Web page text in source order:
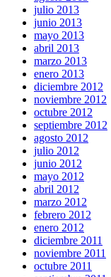
julio 2013
junio 2013
mayo 2013
abril 2013
marzo 2013
enero 2013
diciembre 2012
noviembre 2012
octubre 2012
septiembre 2012
agosto 2012
julio 2012
junio 2012
mayo 2012
abril 2012
marzo 2012
febrero 2012
enero 2012
diciembre 2011
noviembre 2011
octubre 2011